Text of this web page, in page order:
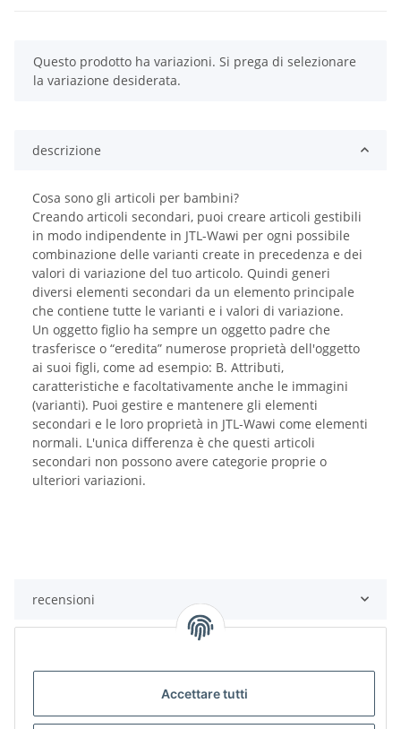
Accettare tutti
x
Questo prodotto ha variazioni. Si prega di selezionare
la variazione desiderata.
descrizione
Cosa sono gli articoli per bambini?
Creando articoli secondari, puoi creare articoli gestibili
in modo indipendente in JTL-Wawi per ogni possibile
combinazione delle varianti create in precedenza e dei
valori di variazione del tuo articolo. Quindi generi
diversi elementi secondari da un elemento principale
che contiene tutte le varianti e i valori di variazione.
Un oggetto figlio ha sempre un oggetto padre che
trasferisce o “eredita” numerose proprietà dell'oggetto
ai suoi figli, come ad esempio: B. Attributi,
caratteristiche e facoltativamente anche le immagini
(varianti). Puoi gestire e mantenere gli elementi
secondari e le loro proprietà in JTL-Wawi come elementi
normali. L'unica differenza è che questi articoli
secondari non possono avere categorie proprie o
ulteriori variazioni.
recensioni